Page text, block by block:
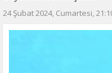
24 Şubat 2024, Cumartesi,